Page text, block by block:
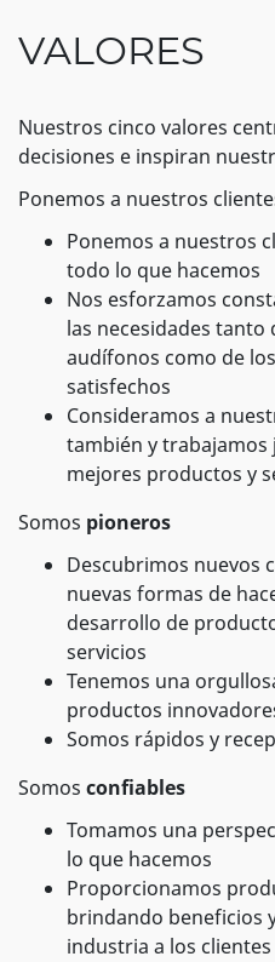
VALORES
Nuestros cinco valores
decisiones e inspiran
Ponemos a nuestros
Ponemos a nuestros
todo lo que hacemos
Nos esforzamos
las necesidades
audífonos como de
satisfechos
Consideramos a
también y
mejores productos y
Somos pioneros
Descubrimos nuevos
nuevas formas de
desarrollo de
servicios
Tenemos una
productos
Somos rápidos y
Somos confiables
Tomamos una
lo que hacemos
Proporcionamos
brindando beneficios
industria a los clientes